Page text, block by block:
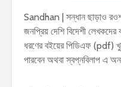
Sandhan | সন্ধান ছাড়াও
জনপ্রিয় দেশি বিদেশী
ধরণের বইয়ের পিডিএফ
পারবেন অথবা স্বপ্নবিলাপ এ